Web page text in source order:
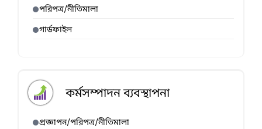
পরিপত্র/নীতিমালা
গার্ডফাইল
কর্মসম্পাদন ব্যবস্থাপনা
প্রজ্ঞাপন/পরিপত্র/নীতিমালা